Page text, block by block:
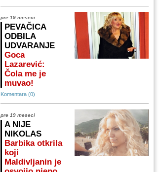
pre 19 meseci
PEVAČICA
ODBILA
UDVARANJE
Goca
Lazarević:
Čola me je
muvao!
Komentara (0)
pre 19 meseci
A NIJE
NIKOLAS
Barbika otkrila
koji
Maldivljanin je